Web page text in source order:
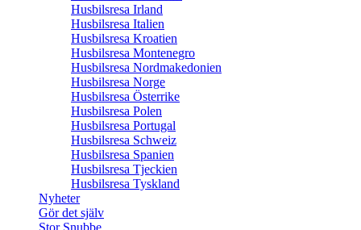
Husbilsresa Irland
Husbilsresa Italien
Husbilsresa Kroatien
Husbilsresa Montenegro
Husbilsresa Nordmakedonien
Husbilsresa Norge
Husbilsresa Österrike
Husbilsresa Polen
Husbilsresa Portugal
Husbilsresa Schweiz
Husbilsresa Spanien
Husbilsresa Tjeckien
Husbilsresa Tyskland
Nyheter
Gör det själv
Stor Snubbe